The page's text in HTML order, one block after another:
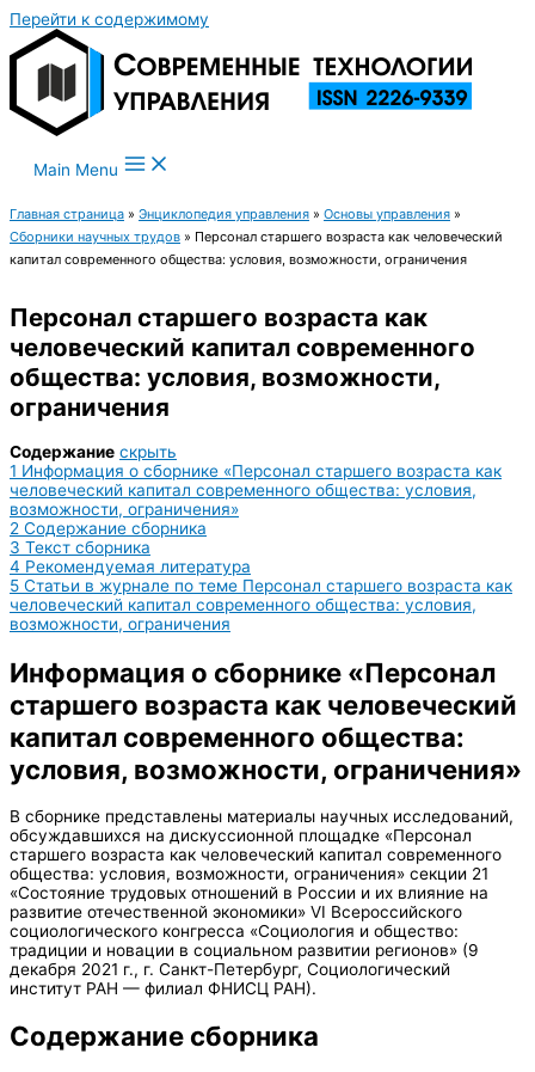
Перейти к содержимому
Main Menu
Главная страница » Энциклопедия управления » Основы управления »
Сборники научных трудов » Персонал старшего возраста как человеческий
капитал современного общества: условия, возможности, ограничения
Персонал старшего возраста как
человеческий капитал современного
общества: условия, возможности,
ограничения
Содержание скрыть
1 Информация о сборнике «Персонал старшего возраста как
человеческий капитал современного общества: условия,
возможности, ограничения»
2 Содержание сборника
3 Текст сборника
4 Рекомендуемая литература
5 Статьи в журнале по теме Персонал старшего возраста как
человеческий капитал современного общества: условия,
возможности, ограничения
Информация о сборнике «Персонал
старшего возраста как человеческий
капитал современного общества:
условия, возможности, ограничения»
В сборнике представлены материалы научных исследований,
обсуждавшихся на дискуссионной площадке «Персонал
старшего возраста как человеческий капитал современного
общества: условия, возможности, ограничения» секции 21
«Состояние трудовых отношений в России и их влияние на
развитие отечественной экономики» VI Всероссийского
социологического конгресса «Социология и общество:
традиции и новации в социальном развитии регионов» (9
декабря 2021 г., г. Санкт-Петербург, Социологический
институт РАН — филиал ФНИСЦ РАН).
Содержание сборника